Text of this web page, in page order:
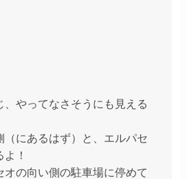
、やってなさそうにも見える
（にあるはず）と、エルパセ
！
オの向い側の駐車場に停めて